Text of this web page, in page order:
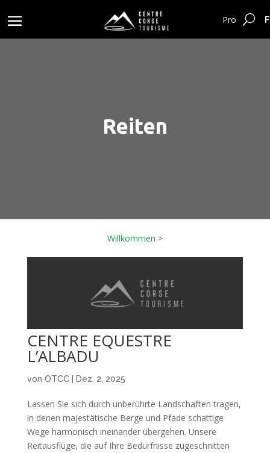
Pro
Reiten
Willkommen >
CENTRE EQUESTRE
L’ALBADU
von OTCC| Dez. 2, 2025
Lassen Sie sich durch unberührte Landschaften tragen,
in denen majestätische Berge und Pfade schattige
Wege harmonisch ineinander übergehen. Unsere
Reitausflüge, die auf Ihre Bedürfnisse zugeschnitten